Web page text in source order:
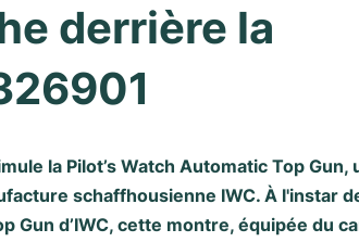
derrière la
la Pilot’s Watch Automatic Top Gun,
schaffhousienne IWC. À l'instar
Gun d’IWC, cette montre, équipée du